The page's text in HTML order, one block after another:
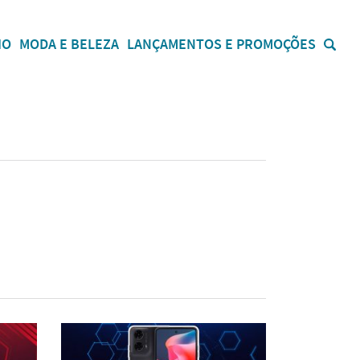
MODA E BELEZA LANÇAMENTOS E PROMOÇÕES